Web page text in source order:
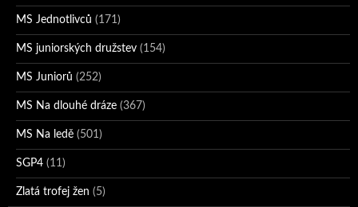
MS Jednotlivců (171)
MS juniorských družstev (154)
MS Juniorů (252)
MS Na dlouhé dráze (367)
MS Na ledě (501)
SGP4 (11)
Zlatá trofej žen (5)